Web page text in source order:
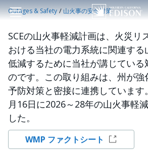
Skip to main content
Outages & Safety /山火事の安全対策
SCEの山火事軽減計画は、火災リ
おける当社の電力系統に関連する
低減するために当社が講じている
のです。この取り組みは、州が
予防対策と密接に連携しています
月16日に2026～28年の山火事軽
した。
WMP ファクトシート